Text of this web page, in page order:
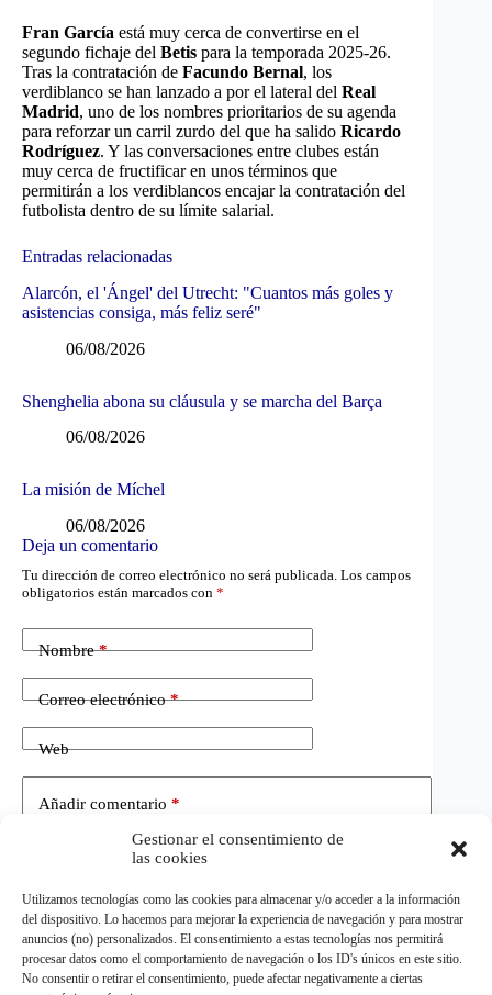
Gestionar el consentimiento de
las cookies
Utilizamos tecnologías como las cookies para almacenar y/o acceder a la información
del dispositivo. Lo hacemos para mejorar la experiencia de navegación y para mostrar
anuncios (no) personalizados. El consentimiento a estas tecnologías nos permitirá
procesar datos como el comportamiento de navegación o los ID's únicos en este sitio.
No consentir o retirar el consentimiento, puede afectar negativamente a ciertas
Fran García está muy cerca de convertirse en el
segundo fichaje del Betis para la temporada 2025-26.
Tras la contratación de Facundo Bernal, los
verdiblanco se han lanzado a por el lateral del Real
Madrid, uno de los nombres prioritarios de su agenda
para reforzar un carril zurdo del que ha salido Ricardo
Rodríguez. Y las conversaciones entre clubes están
muy cerca de fructificar en unos términos que
permitirán a los verdiblancos encajar la contratación del
futbolista dentro de su límite salarial.
Entradas relacionadas
Alarcón, el 'Ángel' del Utrecht: "Cuantos más goles y
asistencias consiga, más feliz seré"
06/08/2026
Shenghelia abona su cláusula y se marcha del Barça
06/08/2026
La misión de Míchel
06/08/2026
Deja un comentario
Tu dirección de correo electrónico no será publicada. Los campos
obligatorios están marcados con *
Nombre*
Correo electrónico*
Web
Añadir comentario *